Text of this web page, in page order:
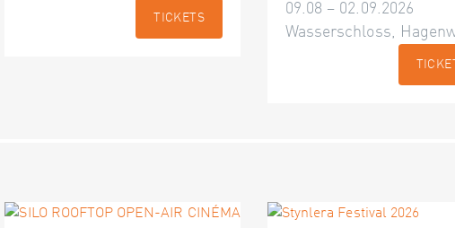
TICKETS
09.08 – 02.09.2026
Wasserschloss,